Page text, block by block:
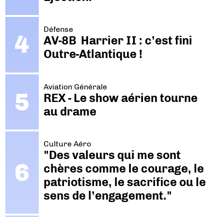
Défense
AV-8B Harrier II : c’est fini
Outre-Atlantique !
Aviation Générale
REX - Le show aérien tourne
au drame
Culture Aéro
"Des valeurs qui me sont
chères comme le courage, le
patriotisme, le sacrifice ou le
sens de l’engagement."